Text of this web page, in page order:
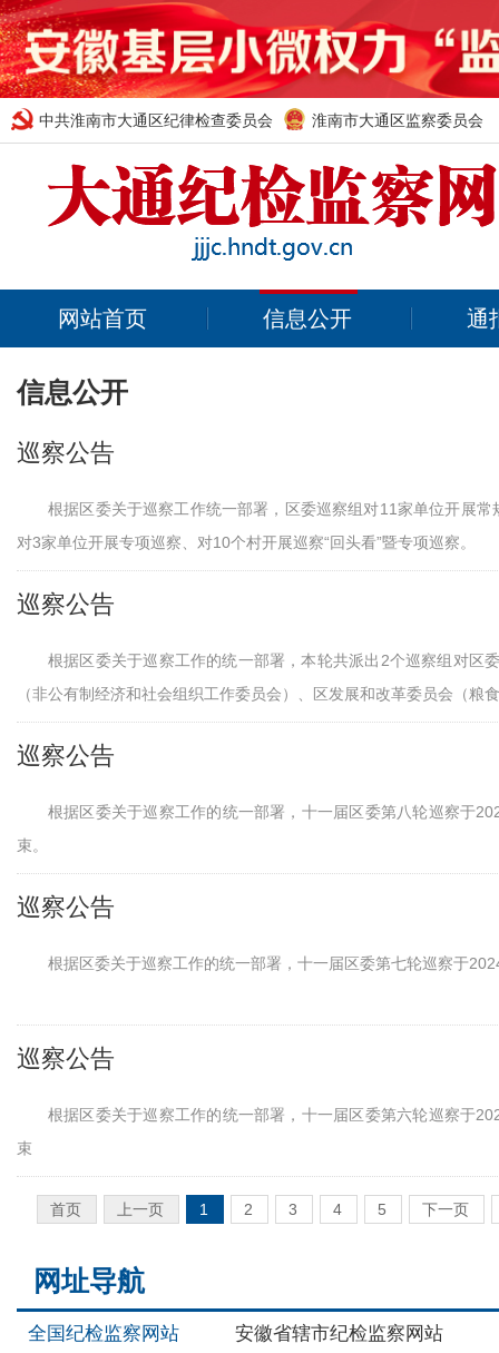
中共淮南市大通区纪律检查委员会 淮南市大通区监察委员会
网站首页 信息公开 通
信息公开
巡察公告
根据区委关于巡察工作统一部署，区委巡察组对11家单位开展
对3家单位开展专项巡察、对10个村开展巡察“回头看”暨专项巡察。
巡察公告
根据区委关于巡察工作的统一部署，本轮共派出2个巡察组对区
（非公有制经济和社会组织工作委员会）、区发展和改革委员会（粮
巡察公告
根据区委关于巡察工作的统一部署，十一届区委第八轮巡察于
束。
巡察公告
根据区委关于巡察工作的统一部署，十一届区委第七轮巡察于
巡察公告
根据区委关于巡察工作的统一部署，十一届区委第六轮巡察于
束
首页 上一页 1 2 3 4 5 下一页
网址导航
全国纪检监察网站 安徽省辖市纪检监察网站